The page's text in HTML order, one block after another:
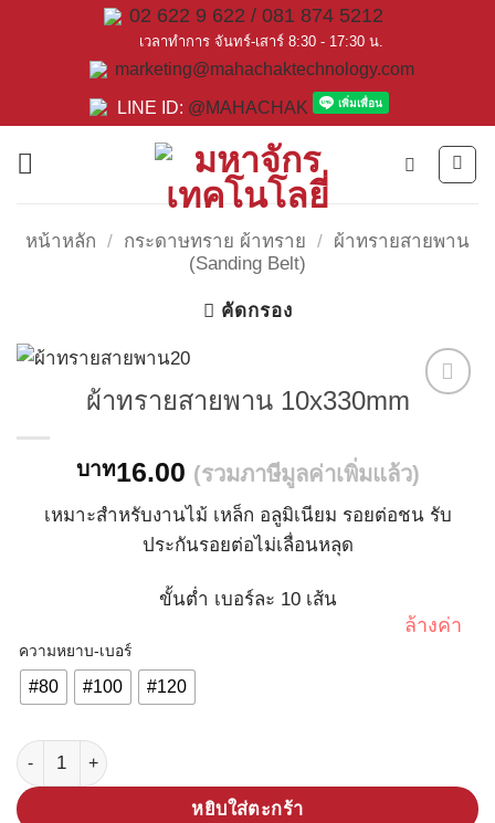
02 622 9 622 / 081 874 5212
เวลาทำการ จันทร์-เสาร์ 8:30 - 17:30 น.
marketing@mahachaktechnology.com
LINE ID: @MAHACHAK
หน้าหลัก / กระดาษทราย ผ้าทราย / ผ้าทรายสายพาน
(Sanding Belt)
คัดกรอง
ผ้าทรายสายพาน 10x330mm
บาท16.00 (รวมภาษีมูลค่าเพิ่มแล้ว)
เหมาะสำหรับงานไม้ เหล็ก อลูมิเนียม รอยต่อชน รับ
ประกันรอยต่อไม่เลื่อนหลุด
ขั้นต่ำ เบอร์ละ 10 เส้น
ความหยาบ-เบอร์
#80 #100 #120
ล้างค่า
จำนวน ผ้าทรายสายพาน 10x330mm ชิ้น
หยิบใส่ตะกร้า